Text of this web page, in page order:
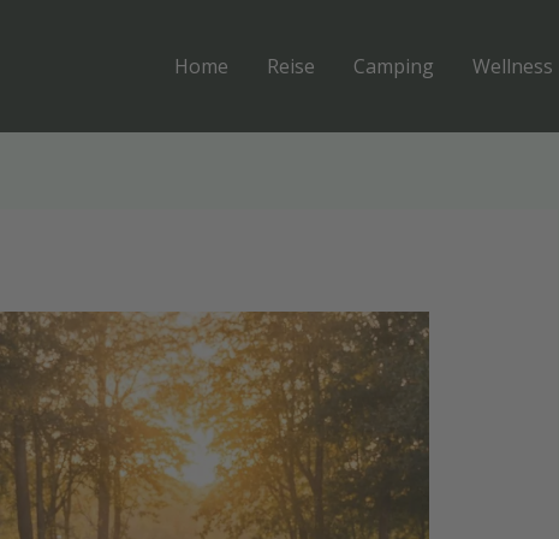
Home Reise Camping Wellness